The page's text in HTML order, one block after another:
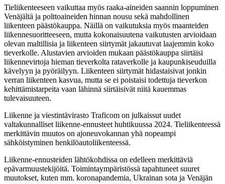
Tieliikenteeseen vaikuttaa myös raaka-aineiden saannin loppuminen
Venäjältä ja polttoaineiden hinnan nousu sekä mahdollinen
liikenteen päästökauppa. Näillä on vaikutuksia myös maanteiden
liikennesuoritteeseen, mutta kokonaisuutena vaikutusten arvioidaan
olevan maltillisia ja liikenteen siirtymät jakautuvat laajemmin koko
tieverkolle. Alustavien arvioiden mukaan päästökauppa siirtäisi
liikennevirtoja hieman tieverkolta rataverkolle ja kaupunkiseuduilla
kävelyyn ja pyöräilyyn. Liikenteen siirtymät hidastaisivat jonkin
verran liikenteen kasvua, mutta se ei poistaisi todettuja tieverkon
kehittämistarpeita vaan lähinnä siirtäisivät niitä kauemmas
tulevaisuuteen.
Liikenne ja viestintävirasto Traficom on julkaissut uudet
valtakunnalliset liikenne-ennusteet huhtikuussa 2024. Tieliikenteessä
merkittävin muutos on ajoneuvokannan yhä nopeampi
sähköistyminen henkilöautoliikenteessä.
Liikenne-ennusteiden lähtökohdissa on edelleen merkittäviä
epävarmuustekijöitä. Toimintaympäristössä tapahtuneet suuret
muutokset, kuten mm. koronapandemia, Ukrainan sota ja Venäjän